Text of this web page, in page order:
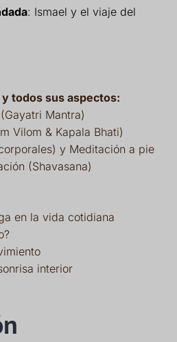
: Ismael y el viaje del
todos sus aspectos:
Mantra)
Vilom & Kapala Bhati)
y Meditación a pie
(Shavasana)
en la vida cotidiana
interior